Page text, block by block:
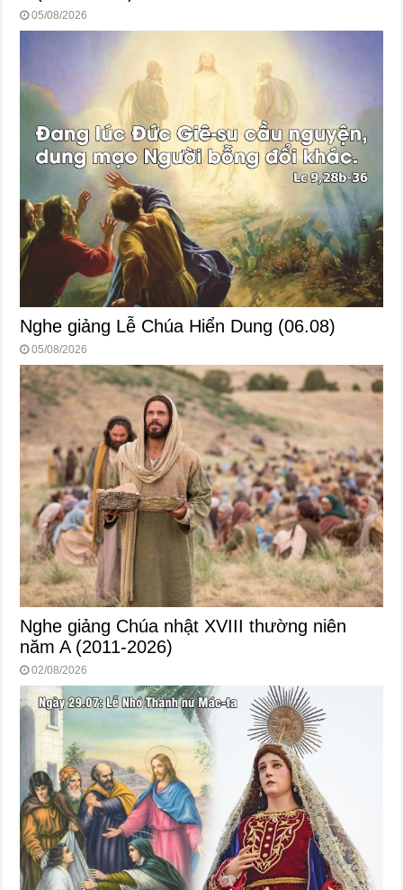
05/08/2026
Nghe giảng Lễ Chúa Hiển Dung (06.08)
05/08/2026
Nghe giảng Chúa nhật XVIII thường niên
năm A (2011-2026)
02/08/2026